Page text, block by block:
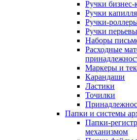
Ручки бизнес-
Ручки
Ручки-
Ручки
Наборы
Расходные
Маркеры и
Карандаши
Ластики
Точилки
Папки и системы
Папки-
механизмом